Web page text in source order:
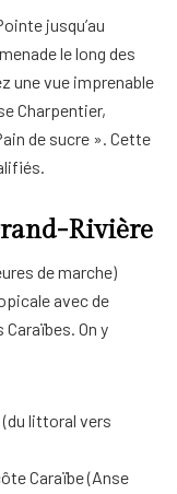
jusqu’au
le long des
une vue imprenable
Charpentier,
de sucre ». Cette
Rivière
de marche)
avec de
On y
littoral vers
Caraïbe (Anse